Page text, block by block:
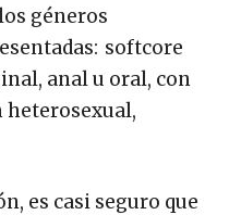
géneros
softcore
anal u oral, con
heterosexual,
es casi seguro que